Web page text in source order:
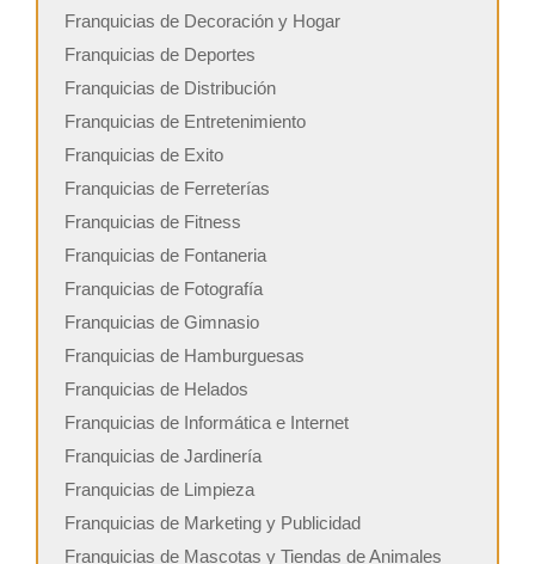
Franquicias de Decoración y Hogar
Franquicias de Deportes
Franquicias de Distribución
Franquicias de Entretenimiento
Franquicias de Exito
Franquicias de Ferreterías
Franquicias de Fitness
Franquicias de Fontaneria
Franquicias de Fotografía
Franquicias de Gimnasio
Franquicias de Hamburguesas
Franquicias de Helados
Franquicias de Informática e Internet
Franquicias de Jardinería
Franquicias de Limpieza
Franquicias de Marketing y Publicidad
Franquicias de Mascotas y Tiendas de Animales